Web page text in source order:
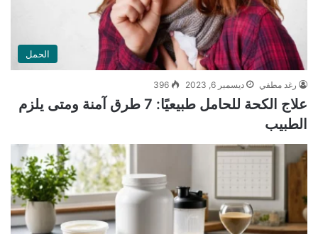
الحمل
رغد مطفي ديسمبر 6, 2023 396
علاج الكحة للحامل طبيعيًا: 7 طرق آمنة ومتى يلزم
الطبيب